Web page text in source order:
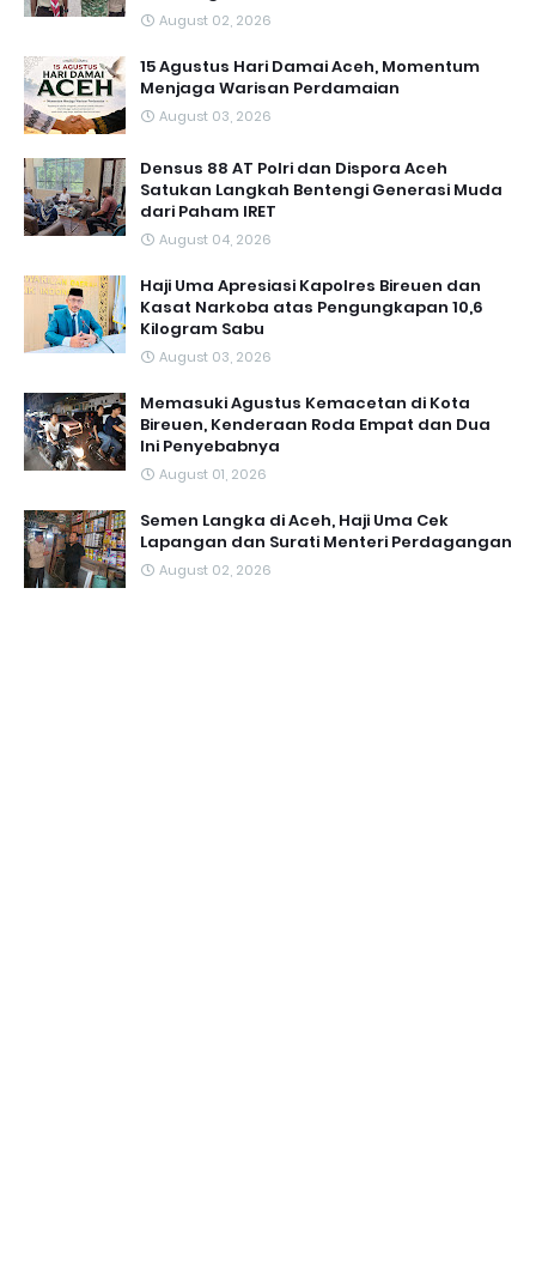
August 02, 2026
15 Agustus Hari Damai Aceh, Momentum
Menjaga Warisan Perdamaian
August 03, 2026
Densus 88 AT Polri dan Dispora Aceh
Satukan Langkah Bentengi Generasi Muda
dari Paham IRET
August 04, 2026
Haji Uma Apresiasi Kapolres Bireuen dan
Kasat Narkoba atas Pengungkapan 10,6
Kilogram Sabu
August 03, 2026
Memasuki Agustus Kemacetan di Kota
Bireuen, Kenderaan Roda Empat dan Dua
Ini Penyebabnya
August 01, 2026
Semen Langka di Aceh, Haji Uma Cek
Lapangan dan Surati Menteri Perdagangan
August 02, 2026